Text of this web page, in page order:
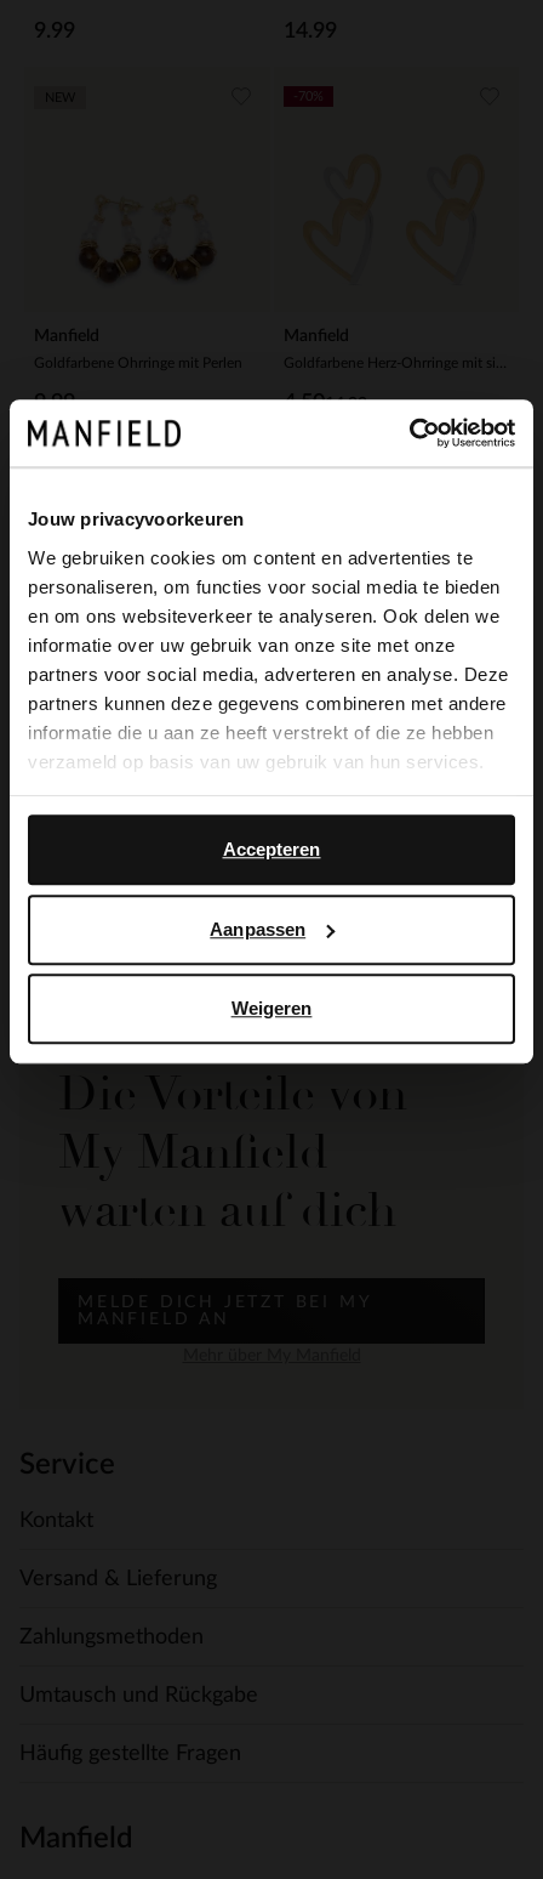
Jouw privacyvoorkeuren
We gebruiken cookies om content en advertenties te
personaliseren, om functies voor social media te bieden
en om ons websiteverkeer te analyseren. Ook delen we
informatie over uw gebruik van onze site met onze
partners voor social media, adverteren en analyse. Deze
partners kunnen deze gegevens combineren met andere
informatie die u aan ze heeft verstrekt of die ze hebben
verzameld op basis van uw gebruik van hun services.
Accepteren
Aanpassen
Weigeren
9.99 14.99
Manfield
Goldfarbene Ohrringe mit Perlen
9.99
Manfield
14.99
4.50
-70%
-60%
Die Vorteile von
My Manfield
warten auf dich
MELDE DICH JETZT BEI MY
MANFIELD AN
Service
Kontakt
Versand & Lieferung
Zahlungsmethoden
Umtausch und Rückgabe
Häufig gestellte Fragen
Manfield
×
View this website in English?
It looks like your language isn't Dutch. Would
you like to switch to English?
English